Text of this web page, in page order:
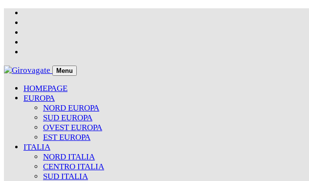
Skip
content
Menu
HOMEPAGE
EUROPA
NORD EUROPA
SUD EUROPA
OVEST EUROPA
EST EUROPA
ITALIA
NORD ITALIA
CENTRO ITALIA
SUD ITALIA